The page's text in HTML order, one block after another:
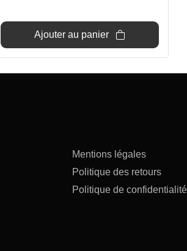
22€.
12€.
Ajouter au panier
Mentions légales
Politique des retours
Politique de confidentialité